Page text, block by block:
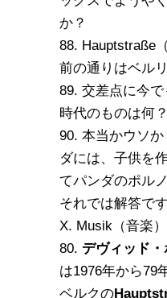
か？
88. Hauptstraße
前の通りはベル
89. 交差点に今
時代のものは何？
90. 本当かウソ
ダには、子供を
てパンダのポル
それでは解答です
X. Musik（音楽）
80. デヴィッド・
は1976年から79
ベルクの